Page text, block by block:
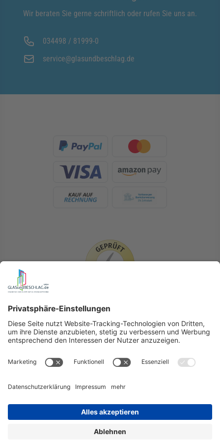
Wir beraten Sie gerne schriftlich oder rufen Sie uns an.
034498 / 81999-0
service@glasundbeschlag.de
HerstellerBeratungFAQGlossarKontaktNewsletterTEAM
Widerruf
Lieferung & Versandkosten